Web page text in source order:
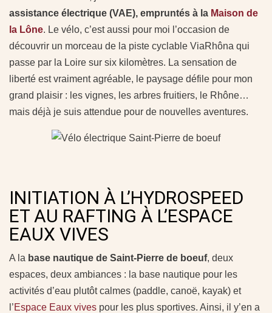
assistance électrique (VAE), empruntés à la Maison de
la Lône. Le vélo, c’est aussi pour moi l’occasion de
découvrir un morceau de la piste cyclable ViaRhôna qui
passe par la Loire sur six kilomètres. La sensation de
liberté est vraiment agréable, le paysage défile pour mon
grand plaisir : les vignes, les arbres fruitiers, le Rhône…
mais déjà je suis attendue pour de nouvelles aventures.
INITIATION À L’HYDROSPEED
ET AU RAFTING À L’ESPACE
EAUX VIVES
A la base nautique de Saint-Pierre de boeuf, deux
espaces, deux ambiances : la base nautique pour les
activités d’eau plutôt calmes (paddle, canoë, kayak) et
l’Espace Eaux vives pour les plus sportives. Ainsi, il y’en a